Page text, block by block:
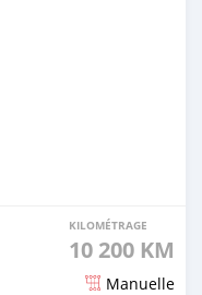
KILOMÉTRAGE
10 200 KM
Manuelle